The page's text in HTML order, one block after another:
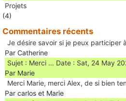
Projets
(4)
Commentaires récents
Je désire savoir si je peux participer
Par Catherine
Sujet : Merci … Date : Sat, 24 May
Par Marie
Merci Marie, merci Alex, de si bien
Par carlos et Marie